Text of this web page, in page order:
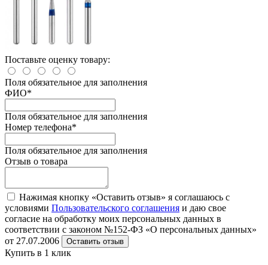
Поставьте оценку товару:
Поля обязательное для заполнения
ФИО*
Поля обязательное для заполнения
Номер телефона*
Поля обязательное для заполнения
Отзыв о товара
Нажимая кнопку «Оставить отзыв» я соглашаюсь с
условиями Пользовательского соглашения и даю свое
согласие на обработку моих персональных данных в
соответствии с законом №152-ФЗ «О персональных данных»
от 27.07.2006
Оставить отзыв
Купить в 1 клик